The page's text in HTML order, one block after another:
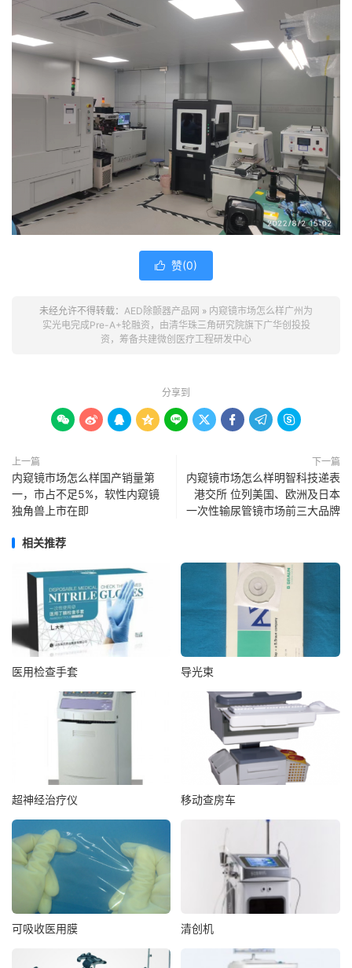
 赞(0)
未经允许不得转载： AED除颤器产品网 » 内窥镜市场怎么样广州为
实光电完成Pre-A+轮融资，由清华珠三角研究院旗下广华创投投
资，筹备共建微创医疗工程研发中心
分享到
        
上一篇
内窥镜市场怎么样国产销量第
一，市占不足5%，软性内窥镜
独角兽上市在即
下一篇
内窥镜市场怎么样明智科技递表
港交所 位列美国、欧洲及日本
一次性输尿管镜市场前三大品牌
相关推荐
医用检查手套 导光束
超神经治疗仪 移动查房车
可吸收医用膜 清创机